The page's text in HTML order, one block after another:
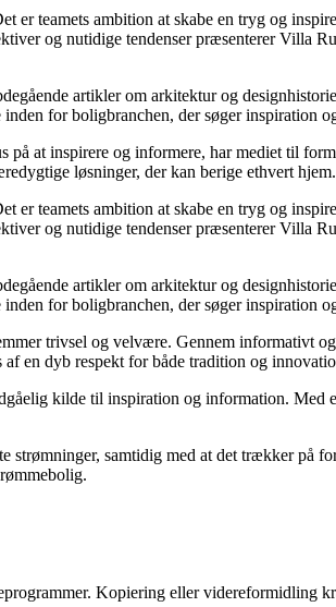
teamets ambition at skabe en tryg og
og nutidige tendenser præsenterer Villa
artikler om arkitektur og
for boligbranchen, der søger inspiration
at inspirere og informere, har mediet til
løsninger, der kan berige ethvert hjem.
teamets ambition at skabe en tryg og
og nutidige tendenser præsenterer Villa
artikler om arkitektur og
for boligbranchen, der søger inspiration
trivsel og velvære. Gennem informativt
en dyb respekt for både tradition og
kilde til inspiration og information. Med
samtidig med at det trækker på
Kopiering eller videreformidling